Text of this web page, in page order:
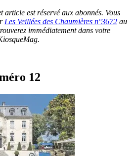
article est réservé aux abonnés. Vous
Les Veillées des Chaumières n°3672 au
immédiatement dans votre
12